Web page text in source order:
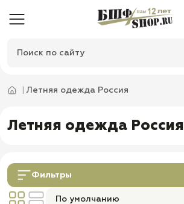
Летняя одежда Россия
Летняя одежда Россия
Фильтры
По умолчанию